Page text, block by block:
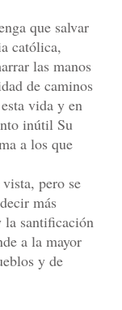
que salvar
católica,
las manos
de caminos
vida y en
inútil Su
a los que
pero se
más
santificación
a la mayor
y de